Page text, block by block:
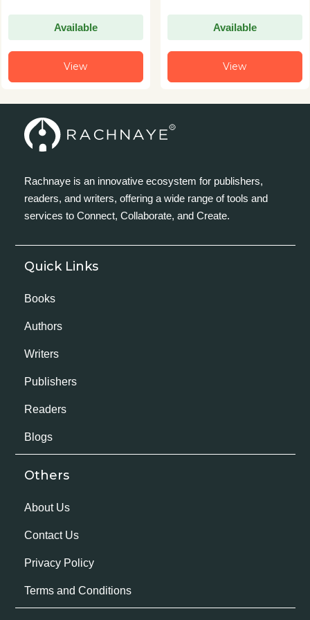
Available
View
Available
View
Rachnaye is an innovative ecosystem for publishers,
readers, and writers, offering a wide range of tools and
services to Connect, Collaborate, and Create.
Quick Links
Books
Authors
Writers
Publishers
Readers
Blogs
Others
About Us
Contact Us
Privacy Policy
Terms and Conditions